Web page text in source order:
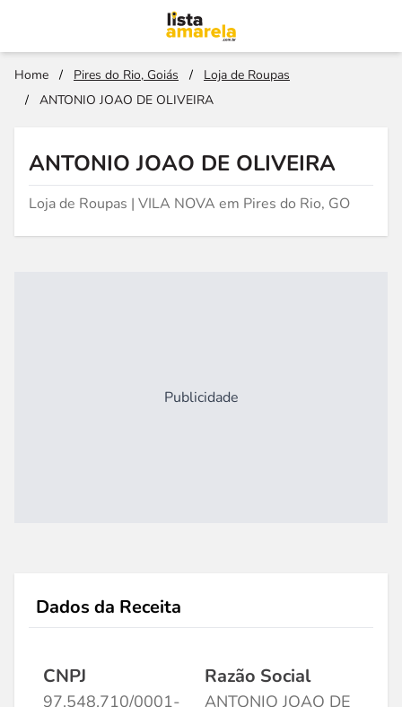
Home / Pires do Rio, Goiás /
Loja de Roupas
/
ANTONIO JOAO DE OLIVEIRA
ANTONIO JOAO DE OLIVEIRA
Loja de Roupas | VILA NOVA em Pires do Rio, GO
Publicidade
Dados da Receita
CNPJ
97.548.710/0001-
Razão Social
ANTONIO JOAO DE